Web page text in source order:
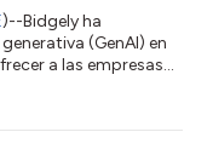
)--Bidgely ha
(GenAI) en
a las empresas
y adaptables